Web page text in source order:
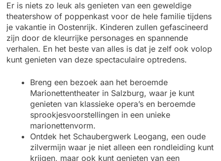
Er is niets zo leuk als genieten van een geweldige
theatershow of poppenkast voor de hele familie tijdens
je vakantie in Oostenrijk. Kinderen zullen gefascineerd
zijn door de kleurrijke personages en spannende
verhalen. En het beste van alles is dat je zelf ook volop
kunt genieten van deze spectaculaire optredens.
Breng een bezoek aan het beroemde
Marionettentheater in Salzburg, waar je kunt
genieten van klassieke opera’s en beroemde
sprookjesvoorstellingen in een unieke
marionettenvorm.
Ontdek het Schaubergwerk Leogang, een oude
zilvermijn waar je niet alleen een rondleiding kunt
krijgen, maar ook kunt genieten van een